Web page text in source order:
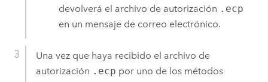
devolverá el archivo de autorización .ecp
en un mensaje de correo electrónico.
Una vez que haya recibido el archivo de
autorización .ecp por uno de los métodos